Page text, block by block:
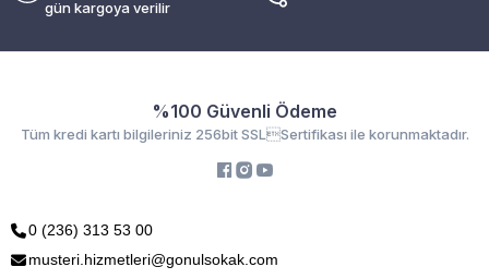
gün kargoya verilir
%100 Güvenli Ödeme
Tüm kredi kartı bilgileriniz 256bit SSLSertifikası ile korunmaktadır.
0 (236) 313 53 00
musteri.hizmetleri@gonulsokak.com